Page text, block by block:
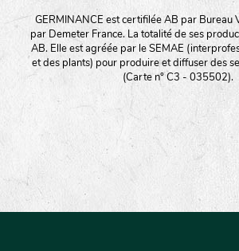
GERMINANCE est certifilée AB par Bureau
par Demeter France. La totalité de ses
AB. Elle est agréée par le SEMAE
et des plants) pour produire et diffuser des
(Carte n° C3 - 035502).